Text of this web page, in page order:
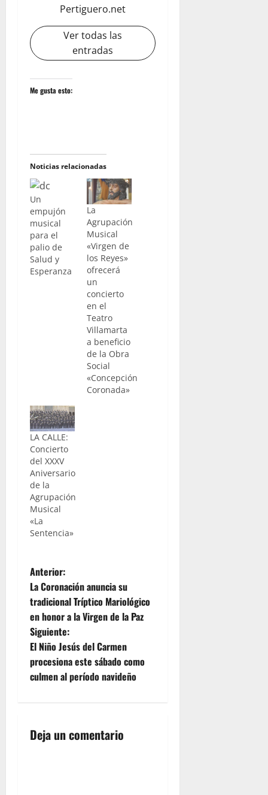
Pertiguero.net
Ver todas las
entradas
Me gusta esto:
Noticias relacionadas
Un
empujón
musical
para el
palio de
Salud y
Esperanza
La
Agrupación
Musical
«Virgen de
los Reyes»
ofrecerá
un
concierto
en el
Teatro
Villamarta
a beneficio
de la Obra
Social
«Concepción
Coronada»
LA CALLE:
Concierto
del XXXV
Aniversario
de la
Agrupación
Musical
«La
Sentencia»
N
a
v
e
g
c
Anterior:
La Coronación anuncia su
tradicional Tríptico Mariológico
en honor a la Virgen de la Paz
Siguiente:
El Niño Jesús del Carmen
procesiona este sábado como
culmen al período navideño
Deja un comentario